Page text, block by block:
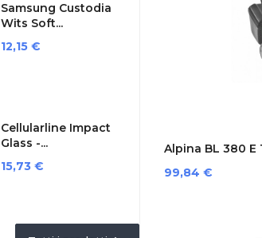
Samsung Custodia
Wits Soft...
Prezzo
12,15 €
Cellularline Impact
Glass -...
Prezzo
15,73 €
Alpina BL 380 E
Prezzo
99,84 €